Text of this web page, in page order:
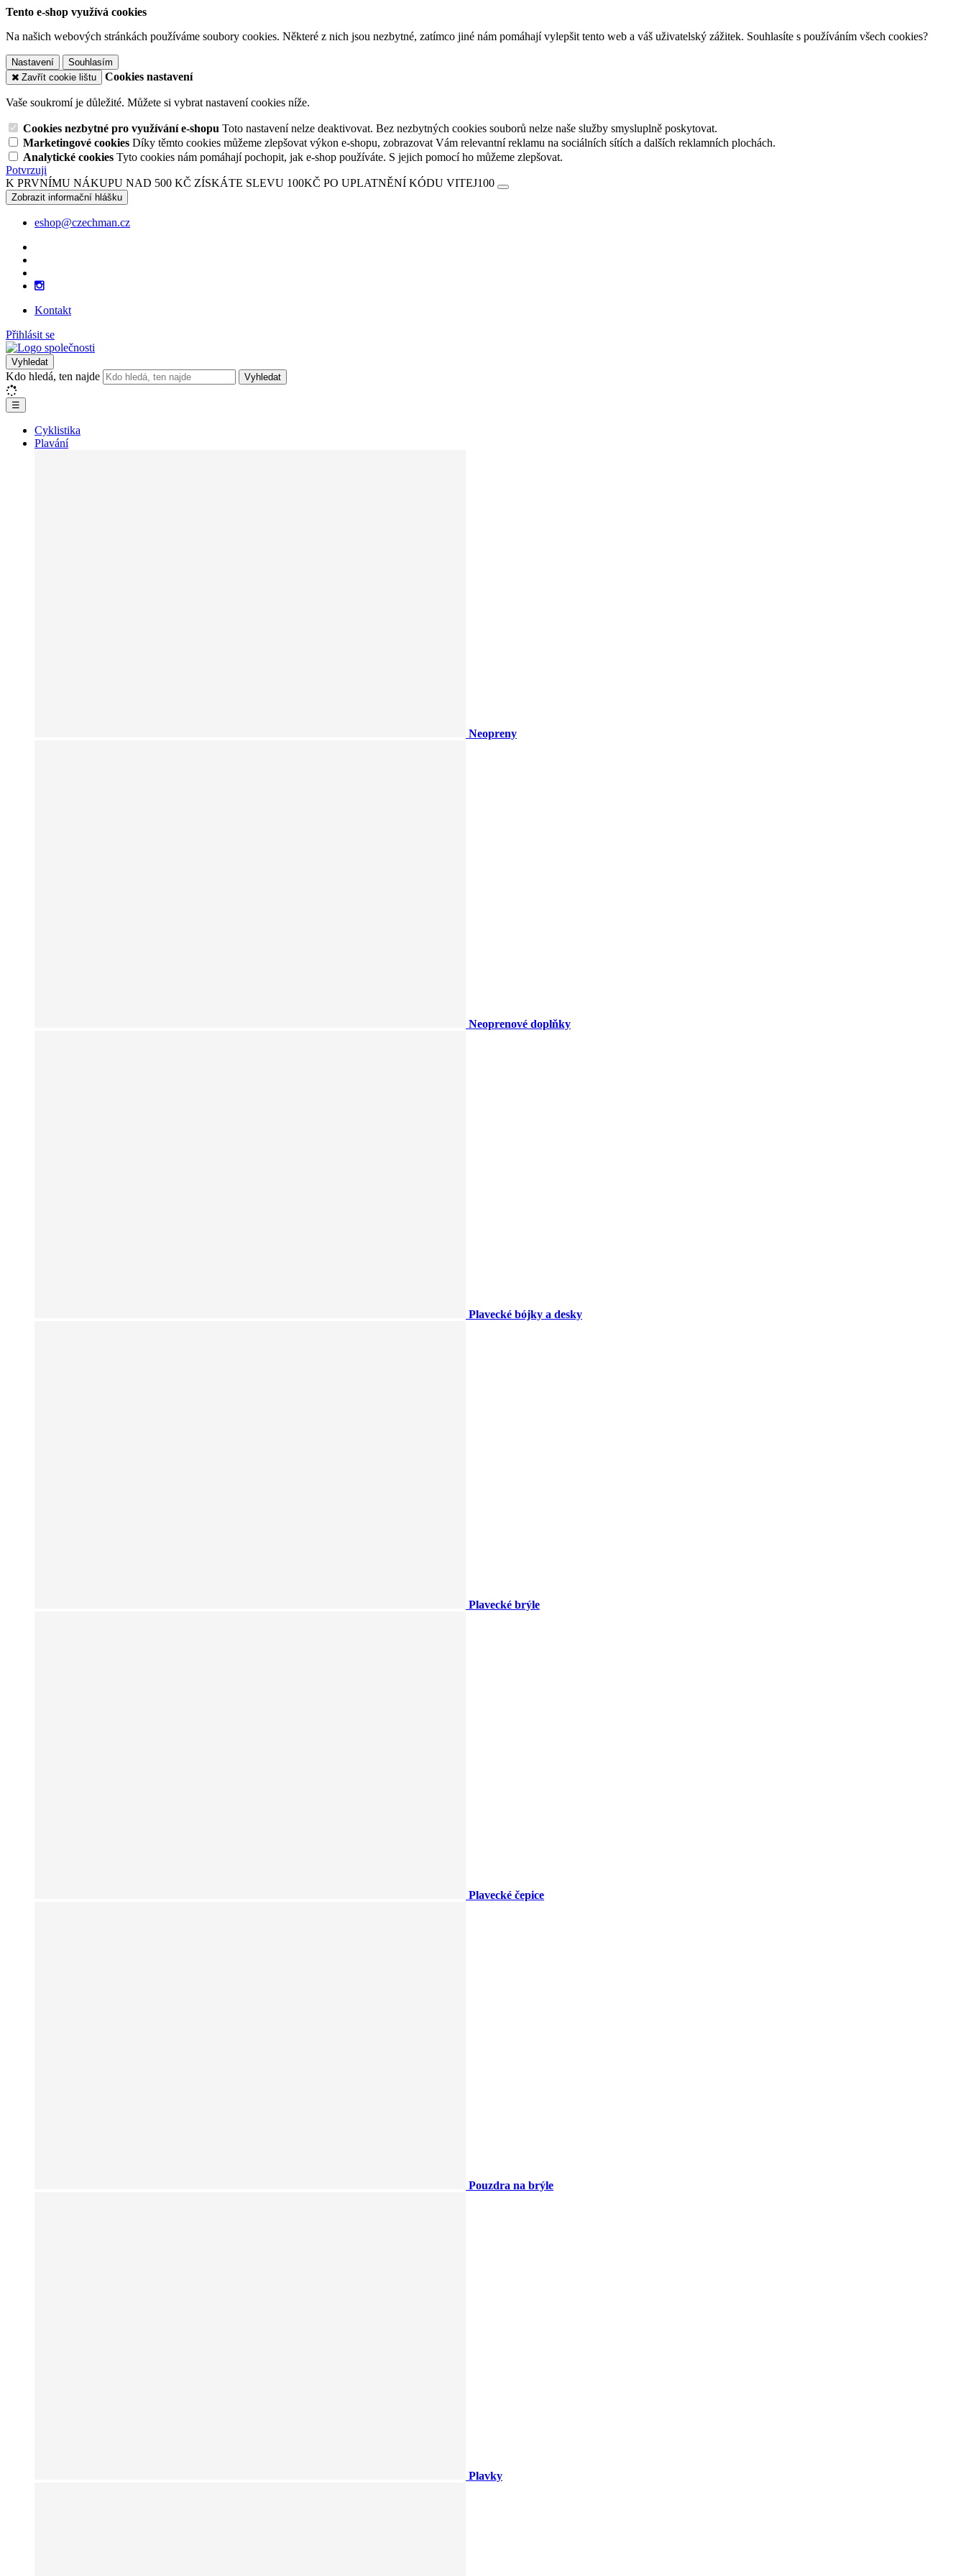
Tento e-shop využívá cookies
Na našich webových stránkách používáme soubory cookies. Některé z nich jsou nezbytné, zatímco jiné nám pomáhají vylepšit tento web a váš uživatelský zážitek. Souhlasíte s používáním všech cookies?
Nastavení
Souhlasím
Zavřít cookie lištu
Cookies nastavení
Vaše soukromí je důležité. Můžete si vybrat nastavení cookies níže.
Cookies nezbytné pro využívání e-shopu Toto nastavení nelze deaktivovat. Bez nezbytných cookies souborů nelze naše služby smysluplně poskytovat.
Marketingové cookies Díky těmto cookies můžeme zlepšovat výkon e-shopu, zobrazovat Vám relevantní reklamu na sociálních sítích a dalších reklamních plochách.
Analytické cookies Tyto cookies nám pomáhají pochopit, jak e-shop používáte. S jejich pomocí ho můžeme zlepšovat.
Potvrzuji
K PRVNÍMU NÁKUPU NAD 500 KČ ZÍSKÁTE SLEVU 100KČ PO UPLATNĚNÍ KÓDU VITEJ100
Zobrazit informační hlášku
eshop@czechman.cz
Kontakt
Přihlásit se
Vyhledat
Kdo hledá, ten najde Vyhledat
☰
Cyklistika
Plavání
Neopreny
Neoprenové doplňky
Plavecké bójky a desky
Plavecké brýle
Plavecké čepice
Pouzdra na brýle
Plavky